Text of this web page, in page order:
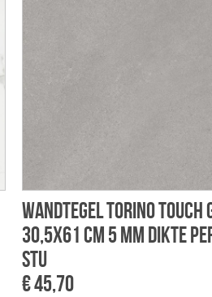
Wandtegel Torino touch
30,5x61 cm 5 mm dikte
stu
€ 45,70